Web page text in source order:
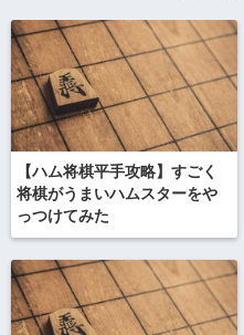
【ハム将棋平手攻略】すごく
将棋がうまいハムスターをや
っつけてみた